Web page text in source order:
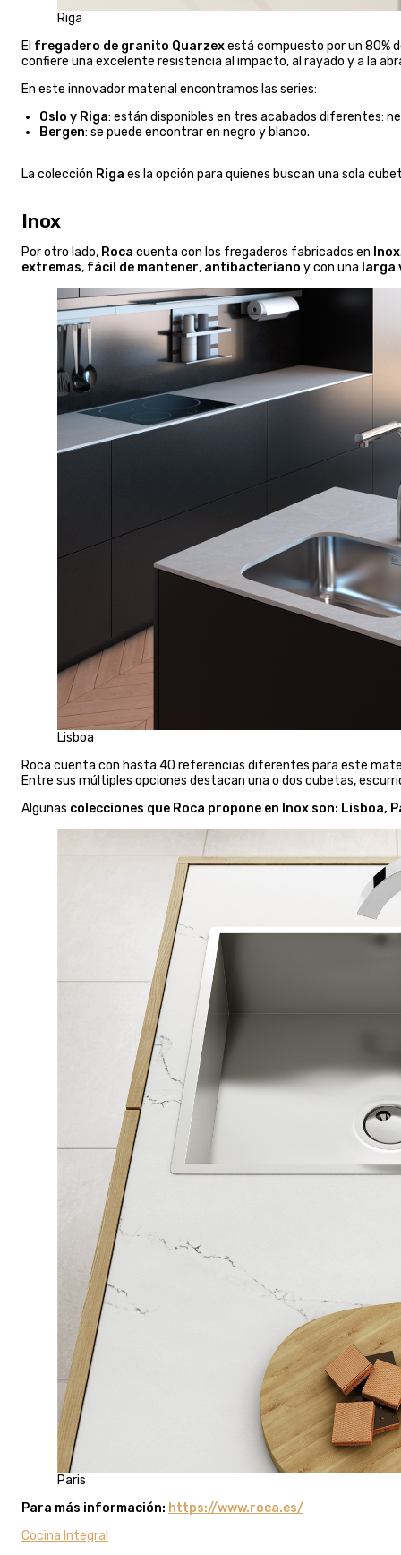
Riga
El fregadero de granito Quarzexestá compuesto por un 80%
confiere una excelente resistencia al impacto, al rayado y a la
En este innovador material encontramos las series:
Oslo y Riga: están disponibles en tres acabados diferentes:
Bergen: se puede encontrar en negro y blanco.
La colección Riga es la opción para quienes buscan una sola
Inox
Por otro lado, Roca cuenta con los fregaderos fabricados en Inox
extremas, fácil de mantener, antibacteriano y con una larga
Lisboa
Roca cuenta con hasta 40 referencias diferentes para este
Entre sus múltiples opciones destacan una o dos cubetas,
Algunas colecciones que Roca propone en Inox son: Lisboa,
Paris
Para más información: https://www.roca.es/
Cocina Integral